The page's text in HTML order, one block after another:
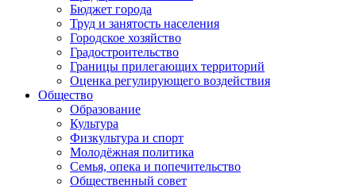
Бюджет города
Труд и занятость населения
Городское хозяйство
Градостроительство
Границы прилегающих территорий
Оценка регулирующего воздействия
Общество
Образование
Культура
Физкультура и спорт
Молодёжная политика
Семья, опека и попечительство
Общественный совет